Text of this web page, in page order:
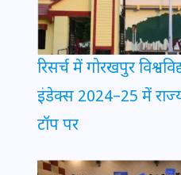
रिसर्च में गोरखपुर
इंडेक्स 2024–25 में राज्य
टॉप पर